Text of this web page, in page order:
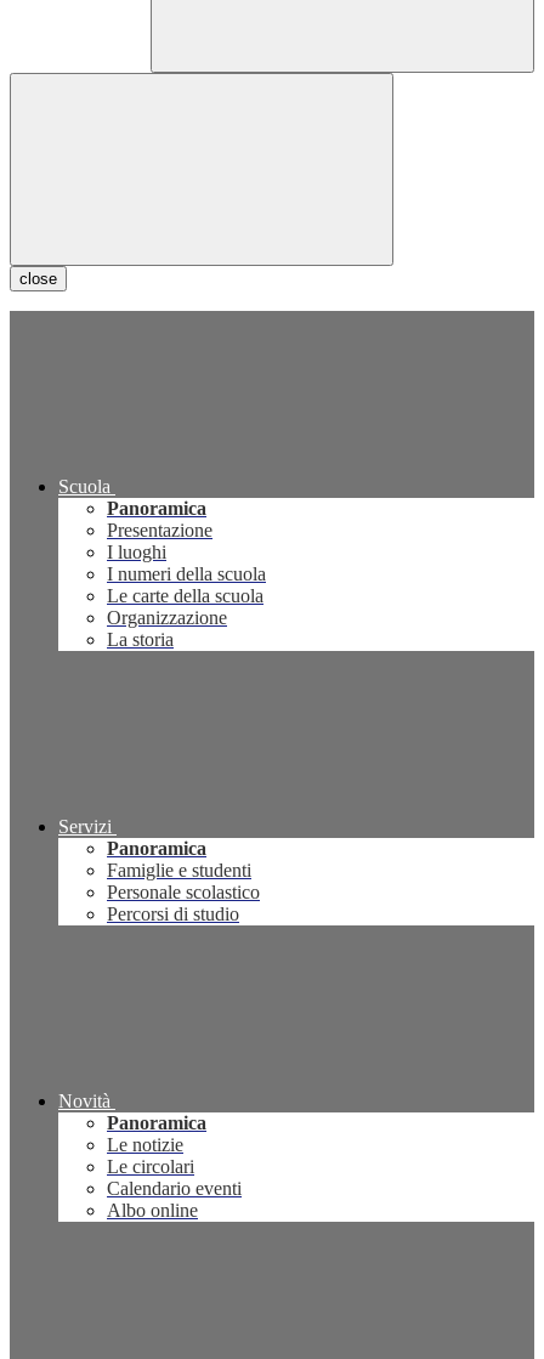
close
Scuola
Panoramica
Presentazione
I luoghi
I numeri della scuola
Le carte della scuola
Organizzazione
La storia
Servizi
Panoramica
Famiglie e studenti
Personale scolastico
Percorsi di studio
Novità
Panoramica
Le notizie
Le circolari
Calendario eventi
Albo online